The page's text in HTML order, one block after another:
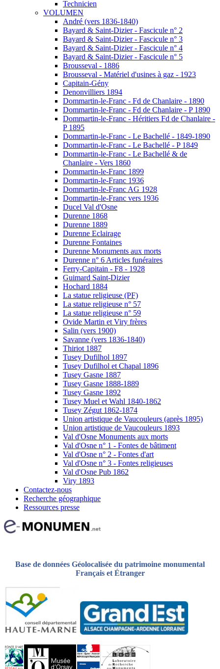
Technicien
VOLUMEN
André (vers 1836-1840)
Bayard & Saint-Dizier - Fascicule n° 2
Bayard & Saint-Dizier - Fascicule n° 3
Bayard & Saint-Dizier - Fascicule n° 4
Bayard & Saint-Dizier - Fascicule n° 5
Brousseval - 1886
Brousseval - Matériel d'usines à gaz - 1923
Capitain-Gény
Denonvilliers 1894
Dommartin-le-Franc - Fd de Chanlaire - 1890
Dommartin-le-Franc - Fd de Chanlaire - P 1890
Dommartin-le-Franc - Héritiers Fd de Chanlaire -
P 1895
Dommartin-le-Franc - Le Bachellé - 1849-1890
Dommartin-le-Franc - Le Bachellé - P 1849
Dommartin-le-Franc - Le Bachellé & de
Chanlaire - Vers 1860
Dommartin-le-Franc 1899
Dommartin-le-Franc 1936
Dommartin-le-Franc AG 1928
Dommartin-le-Franc vers 1936
Ducel Val d'Osne
Durenne 1868
Durenne 1889
Durenne Eclairage
Durenne Fontaines
Durenne Monuments aux morts
Durenne n° 6 Articles funéraires
Ferry-Capitain - F8 - 1928
Guimard Saint-Dizier
Hochard 1884
La statue religieuse (PF)
La statue religieuse n° 57
La statue religieuse n° 59
Ovide Martin et Viry frères
Salin (vers 1900)
Savanne (vers 1836-1840)
Thiriot 1887
Tusey Dufilhol 1897
Tusey Dufilhol et Chapal 1896
Tusey Gasne 1887
Tusey Gasne 1888-1889
Tusey Gasne 1892
Tusey Muel et Wahl 1840-1862
Tusey Zégut 1862-1874
Union artistique de Vaucouleurs (après 1895)
Union artistique de Vaucouleurs 1893
Val d'Osne Monuments aux morts
Val d'Osne n° 1 - Fontes de bâtiment
Val d'Osne n° 2 - Fontes d'art
Val d'Osne n° 3 - Fontes religieuses
Val d'Osne Pub 1862
Viry 1893
Contactez-nous
Recherche géographique
Ressources presse
Base de données Géolocalisée du patrimoine monumental
Français et Étranger